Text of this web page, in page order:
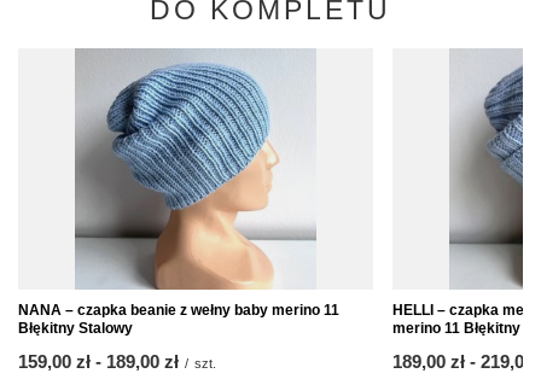
DO KOMPLETU
NANA – czapka beanie z wełny baby merino 11
Błękitny Stalowy
od
159,00 zł - do
189,00 zł / szt.
HELLI – czapka
merino 11 Błękitny
od
189,00 zł - do
219,00